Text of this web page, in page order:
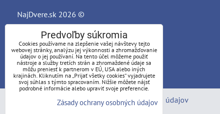
NajDvere.sk 2026 ©
Predvoľby súkromia
Zásady ochrany osobných údajov
Predvoľby súkromia
Cookies používame na zlepšenie vašej návštevy tejto
webovej stránky, analýzu jej výkonnosti a zhromažďovanie
údajov o jej používaní. Na tento účel môžeme použiť
nástroje a služby tretích strán a zhromaždené údaje sa
môžu preniesť k partnerom v EÚ, USA alebo iných
krajinách. Kliknutím na „Prijať všetky cookies“ vyjadrujete
svoj súhlas s týmto spracovaním. Nižšie môžete nájsť
podrobné informácie alebo upraviť svoje preferencie.
Zásady ochrany osobných údajov